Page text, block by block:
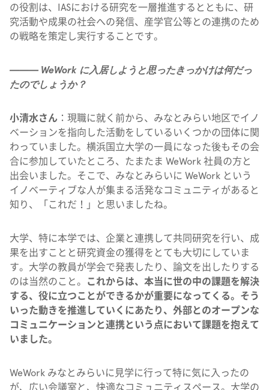
の役割は、IASにおける研究を一層推進するとともに、研
究活動や成果の社会への発信、産学官公等との連携のため
の戦略を策定し実行することです。
——— WeWork に入居しようと思ったきっかけは何だっ
たのでしょうか？
小清水さん ：現職に就く前から、みなとみらい地区でイノ
ベーションを指向した活動をしているいくつかの団体に関
わっていました。横浜国立大学の一員になった後もその会
合に参加していたところ、たまたま WeWork 社員の方と
出会いました。そこで、みなとみらいに WeWork という
イノベーティブな人が集まる活発なコミュニティがあると
知り、「これだ！」と思いましたね。
大学、特に本学では、企業と連携して共同研究を行い、成
果を出すことと研究資金の獲得をとても大切にしていま
す。大学の教員が学会で発表したり、論文を出したりする
のは当然のこと。
これからは、本当に世の中の課題を解決
する、役に立つことができるかが重要になってくる。そう
いった動きを推進していくにあたり、外部とのオープンな
コミュニケーションと連携という点において課題を抱えて
いました。
WeWork みなとみらいに見学に行って特に気に入ったの
が、広い会議室と、快適なコミュニティスペース。大学の